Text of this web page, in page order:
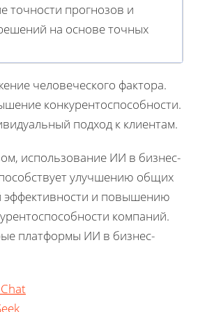
точности прогнозов и
на основе точных
человеческого фактора.
конкурентоспособности.
подход к клиентам.
использование ИИ в бизнес-
улучшению общих
эффективности и повышению
компаний.
платформы ИИ в бизнес-